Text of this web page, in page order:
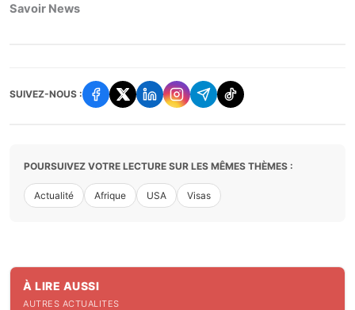
Savoir News
SUIVEZ-NOUS :
POURSUIVEZ VOTRE LECTURE SUR LES MÊMES THÈMES :
Actualité Afrique USA Visas
À LIRE AUSSI
AUTRES ACTUALITES